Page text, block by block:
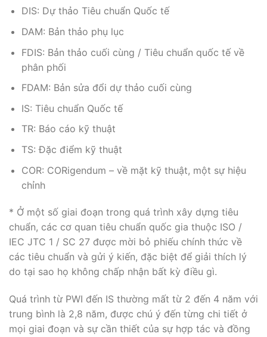
DIS: Dự thảo Tiêu chuẩn Quốc tế
DAM: Bản thảo phụ lục
FDIS: Bản thảo cuối cùng / Tiêu chuẩn quốc tế về
phân phối
FDAM: Bản sửa đổi dự thảo cuối cùng
IS: Tiêu chuẩn Quốc tế
TR: Báo cáo kỹ thuật
TS: Đặc điểm kỹ thuật
COR: CORigendum – về mặt kỹ thuật, một sự hiệu
chỉnh
* Ở một số giai đoạn trong quá trình xây dựng tiêu
chuẩn, các cơ quan tiêu chuẩn quốc gia thuộc ISO /
IEC JTC 1 / SC 27 được mời bỏ phiếu chính thức về
các tiêu chuẩn và gửi ý kiến, đặc biệt để giải thích lý
do tại sao họ không chấp nhận bất kỳ điều gì.
Quá trình từ PWI đến IS thường mất từ ​​2 đến 4 năm với
trung bình là 2,8 năm, được chú ý đến từng chi tiết ở
mọi giai đoạn và sự cần thiết của sự hợp tác và đồng